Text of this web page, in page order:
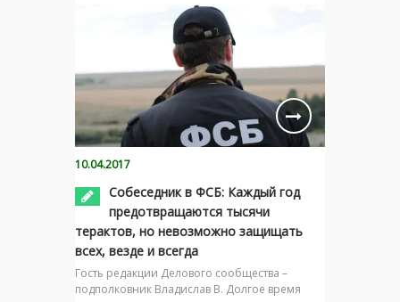
10.04.2017
Собеседник в ФСБ: Каждый год
предотвращаются тысячи
терактов, но невозможно защищать
всех, везде и всегда
Гость редакции Делового сообщества –
подполковник Владислав В. Долгое время